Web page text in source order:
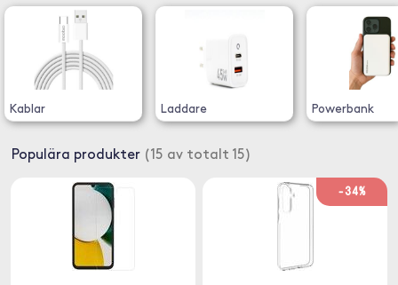
Kablar Laddare Powerbank
Populära produkter (15 av totalt 15)
-34%